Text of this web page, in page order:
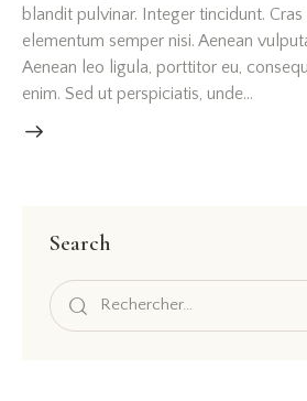
blandit pulvinar. Integer tincidunt. Cras
elementum semper nisi. Aenean
Aenean leo ligula, porttitor eu,
enim. Sed ut perspiciatis, unde…
Search